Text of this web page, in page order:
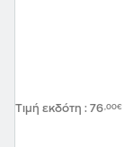
Τιμή εκδότη : 76,00€